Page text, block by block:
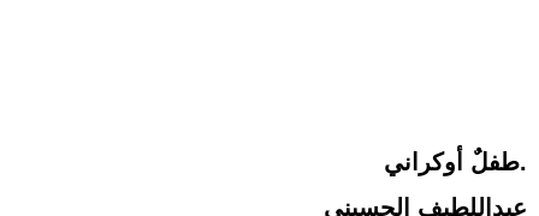
طفلٌ أوكراني.
عبداللطيف الحسيني